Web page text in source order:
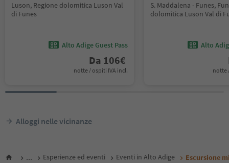
Luson, Regione dolomitica Luson Val
di Funes
Alto Adige Guest Pass
Da 106€
notte / ospiti IVA incl.
S. Maddalena - Funes,
dolomitica Luson Val di
Alto
notte
Alloggi nelle vicinanze
... Esperienze ed eventi Eventi in Alto Adige Escursione